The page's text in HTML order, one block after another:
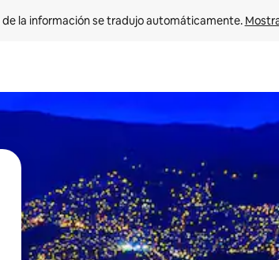
de la información se tradujo automáticamente.